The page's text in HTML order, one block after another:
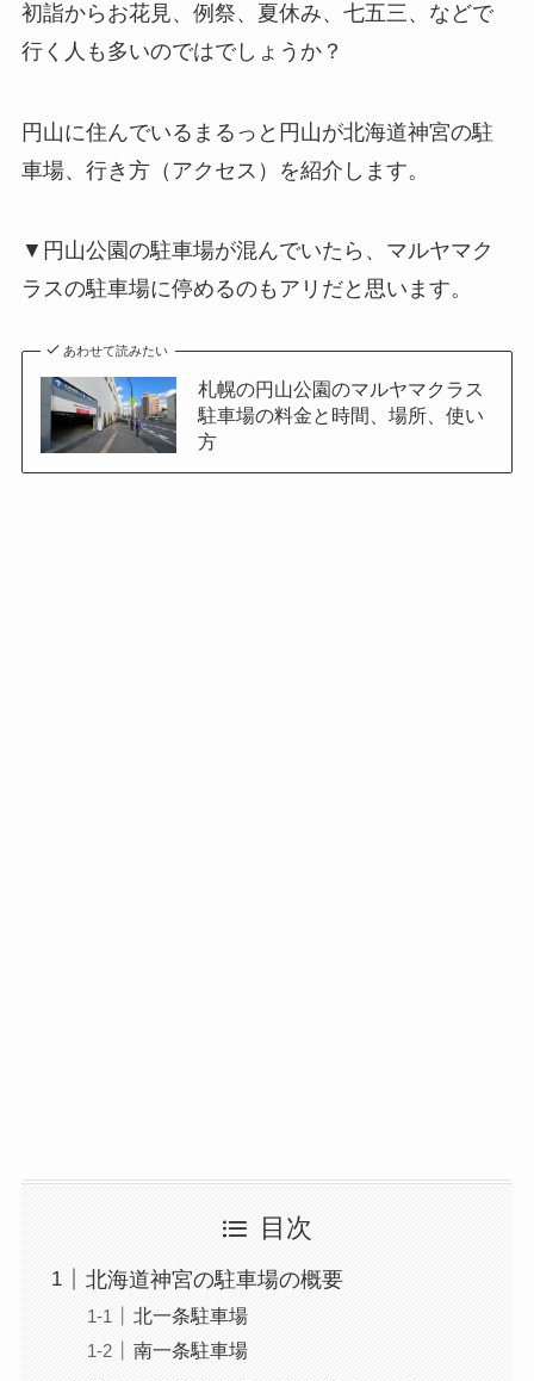
初詣からお花見、例祭、夏休み、七五三、などで
行く人も多いのではでしょうか？
円山に住んでいるまるっと円山が北海道神宮の駐
車場、行き方（アクセス）を紹介します。
▼円山公園の駐車場が混んでいたら、マルヤマク
ラスの駐車場に停めるのもアリだと思います。
あわせて読みたい
札幌の円山公園のマルヤマクラス
駐車場の料金と時間、場所、使い
方
目次
北海道神宮の駐車場の概要
北一条駐車場
南一条駐車場